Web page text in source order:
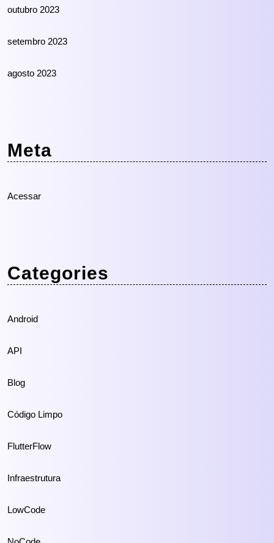
outubro 2023
setembro 2023
agosto 2023
Meta
Acessar
Categories
Android
API
Blog
Código Limpo
FlutterFlow
Infraestrutura
LowCode